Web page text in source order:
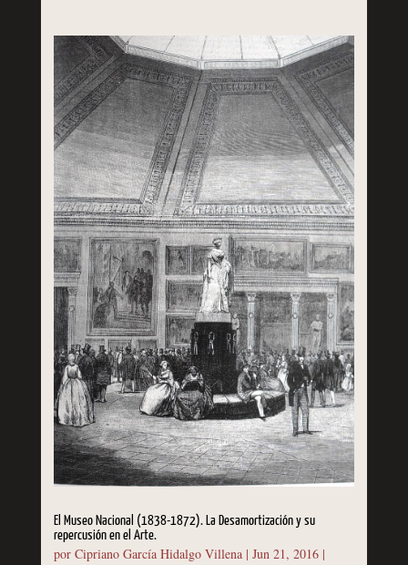
El Museo Nacional (1838-1872). La Desamortización y su
repercusión en el Arte.
por Cipriano García Hidalgo Villena| Jun 21, 2016|